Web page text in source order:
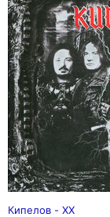
Кипелов - XX